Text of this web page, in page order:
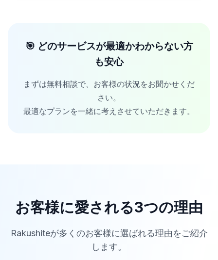
🎯 どのサービスが最適かわからない方
も安心
まずは無料相談で、お客様の状況をお聞かせくだ
さい。
最適なプランを一緒に考えさせていただきます。
お客様に愛される3つの理由
Rakushiteが多くのお客様に選ばれる理由をご紹介
します。